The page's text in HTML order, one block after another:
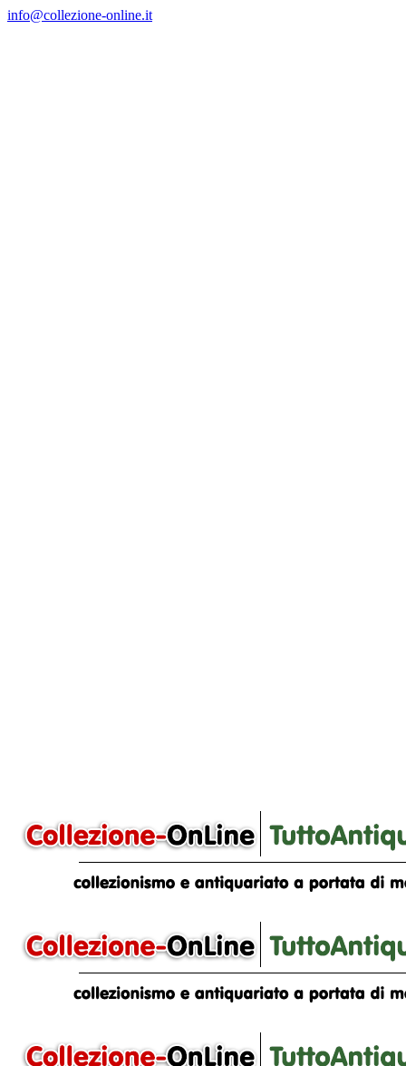
Salta
info@collezione-online.it